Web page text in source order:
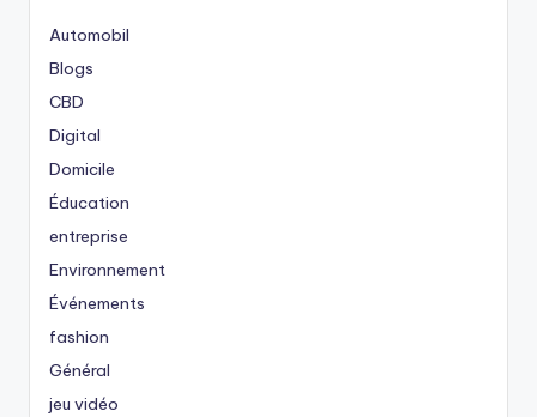
Automobil
Blogs
CBD
Digital
Domicile
Éducation
entreprise
Environnement
Événements
fashion
Général
jeu vidéo